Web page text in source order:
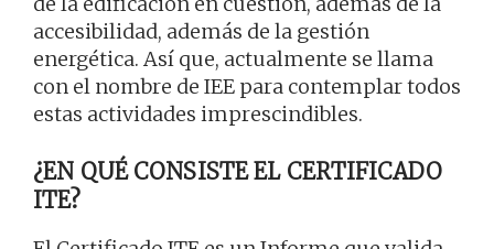
accesibilidad, además de la gestión
energética. Así que, actualmente se llama
con el nombre de IEE para contemplar todos
estas actividades imprescindibles.
¿EN QUÉ CONSISTE EL CERTIFICADO
ITE?